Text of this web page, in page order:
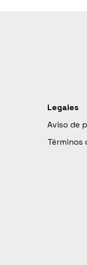
Legales
Aviso de
Términos